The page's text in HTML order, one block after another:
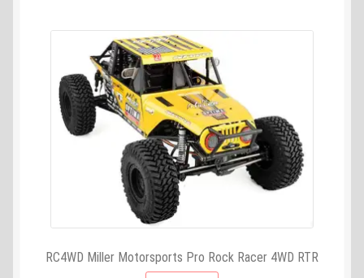
RC4WD Miller Motorsports Pro Rock Racer 4WD RTR